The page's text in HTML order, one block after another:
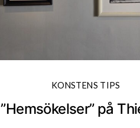
KONSTENS TIPS
”Hemsökelser” på